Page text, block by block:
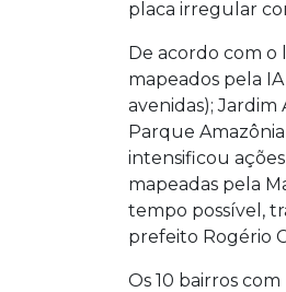
placa irregular
De acordo com
mapeados pela
avenidas); Jardim
Parque
intensificou
mapeadas pela
tempo possível,
prefeito Rogério
Os 10 bairros